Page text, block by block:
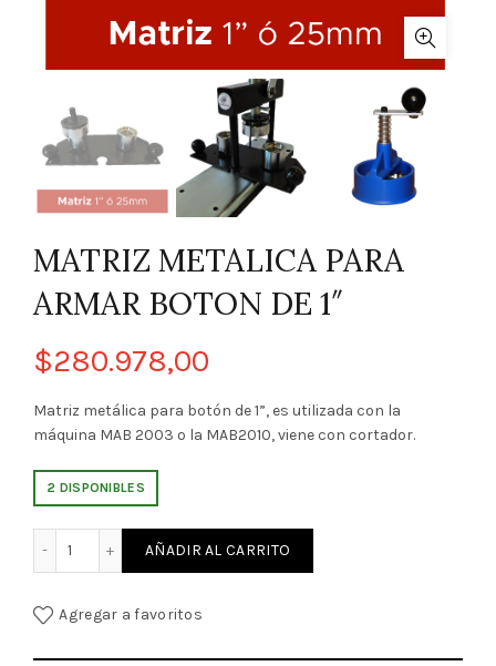
MATRIZ METALICA PARA
ARMAR BOTON DE 1″
$280.978,00
Matriz metálica para botón de 1”, es utilizada con la
máquina MAB 2003 o la MAB2010, viene con cortador.
2 DISPONIBLES
MATRIZ METALICA PARA ARMAR BOTON DE 1" cantidad
AÑADIR AL CARRITO
Agregar a favoritos